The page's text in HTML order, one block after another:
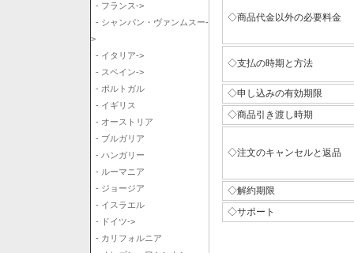
- フランス->
- シャンパン・ヴァンムスー-
>
- イタリア->
- スペイン->
- ポルトガル
- イギリス
- オーストリア
- ブルガリア
- ハンガリー
- ルーマニア
- ジョージア
- イスラエル
- ドイツ->
- カリフォルニア
◇商品代金以外の必要料金
◇支払の時期と方法
◇申し込みの有効期限
◇商品引き渡し時期
◇注文のキャンセルと返品
◇解約期限
◇サポート